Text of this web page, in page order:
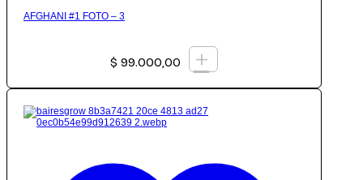
AFGHANI #1 FOTO – 3
$ 99.000,00 +